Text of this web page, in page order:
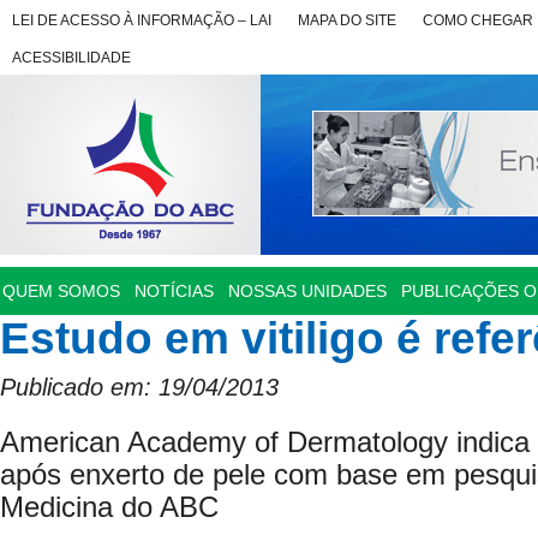
LEI DE ACESSO À INFORMAÇÃO – LAI MAPA DO SITE COMO CHEGAR
ACESSIBILIDADE
QUEM SOMOS NOTÍCIAS NOSSAS UNIDADES PUBLICAÇÕES
Estudo em vitiligo é
Publicado em: 19/04/2013
American Academy of Dermatology
após enxerto de pele com base em
Medicina do ABC